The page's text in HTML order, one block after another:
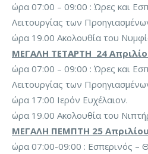
ώρα 07:00 – 09:00 : Ώρες και
Λειτουργίας των
ώρα 19.00 Ακολουθία του
ΜΕΓΑΛΗ ΤΕΤΑΡΤΗ 24
ώρα 07:00 – 09:00 : Ώρες και
Λειτουργίας των
ώρα 17:00 Ιερόν Ευχέλαιον.
ώρα 19.00 Ακολουθία του
ΜΕΓΑΛΗ ΠΕΜΠΤΗ 25
ώρα 07:00-09:00 : Εσπερινός –